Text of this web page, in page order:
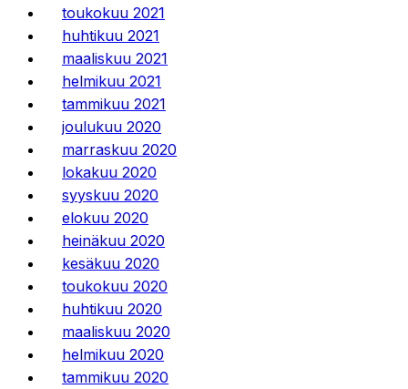
toukokuu 2021
huhtikuu 2021
maaliskuu 2021
helmikuu 2021
tammikuu 2021
joulukuu 2020
marraskuu 2020
lokakuu 2020
syyskuu 2020
elokuu 2020
heinäkuu 2020
kesäkuu 2020
toukokuu 2020
huhtikuu 2020
maaliskuu 2020
helmikuu 2020
tammikuu 2020